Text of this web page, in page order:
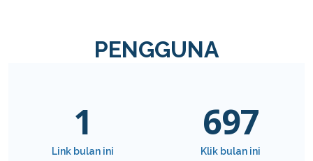
PENGGUNA
1
Link bulan ini
697
Klik bulan ini